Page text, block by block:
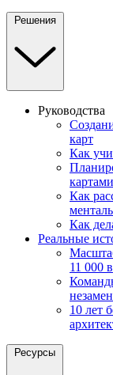
Решения
Руководства
карт
Как
картами
Как
Как
Реальные
11 000
10 лет
Ресурсы